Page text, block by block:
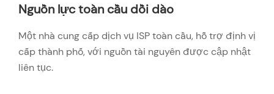
Nguồn lực toàn cầu dồi dào
Một nhà cung cấp dịch vụ ISP toàn cầu, hỗ trợ định vị
cấp thành phố, với nguồn tài nguyên được cập nhật
liên tục.